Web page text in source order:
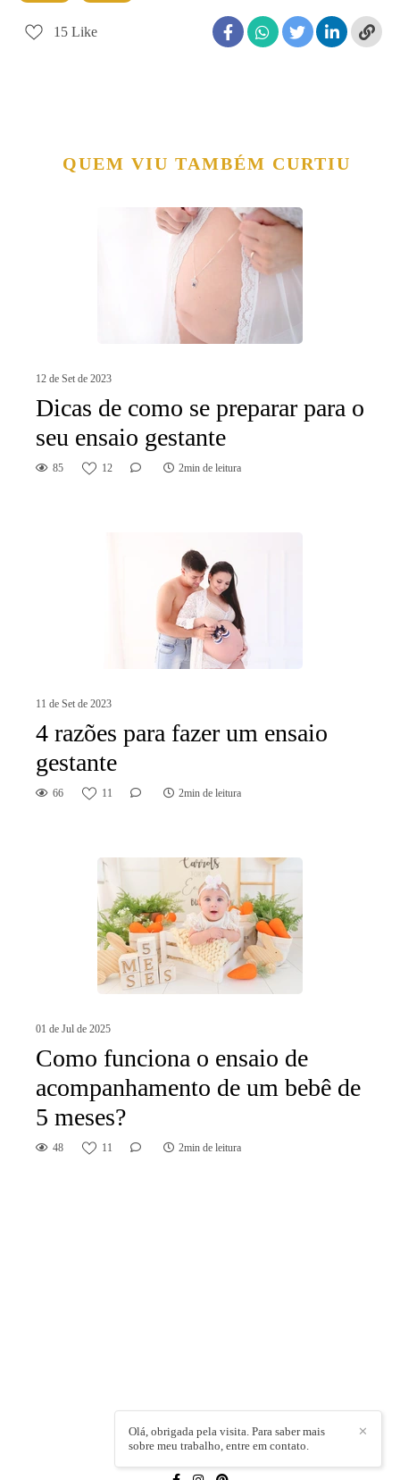
15 Like
QUEM VIU TAMBÉM CURTIU
12 de Set de 2023
Dicas de como se preparar para o
seu ensaio gestante
85 12 2min de leitura
11 de Set de 2023
4 razões para fazer um ensaio
gestante
66 11 2min de leitura
01 de Jul de 2025
Como funciona o ensaio de
acompanhamento de um bebê de
5 meses?
48 11 2min de leitura
LÍVIA CAPELI/CONTATO
✕
Olá, obrigada pela visita. Para saber mais
sobre meu trabalho, entre em contato.